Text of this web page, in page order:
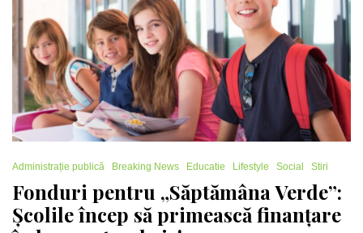
deschis
anchetă
Administrație publică Breaking News Educatie Lifestyle Social Stiri
Fonduri pentru „Săptămâna Verde”:
Școlile încep să primească finanțare